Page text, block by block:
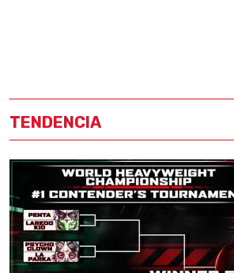
TENDENCIA